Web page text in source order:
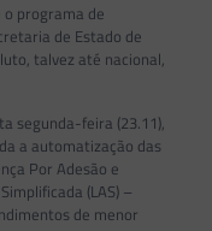
programa de
de Estado de
talvez até nacional,
segunda-feira (23.11),
a automatização das
Por Adesão e
(LAS) –
de menor